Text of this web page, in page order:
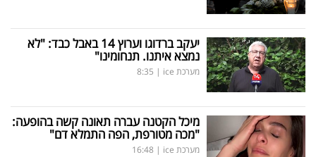
יעקב ברדוגו וערוץ 14 באבל כבד: "לא
נמצא איתנו. תנחומינו"
מערכת ice |
8:35
מיכל הקטנה עברה תאונה קשה בהופעה:
"מכה מטורפת, הפה התמלא דם"
מערכת ice |
16:48